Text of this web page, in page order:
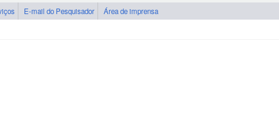
E-mail do Pesquisador Área de imprensa